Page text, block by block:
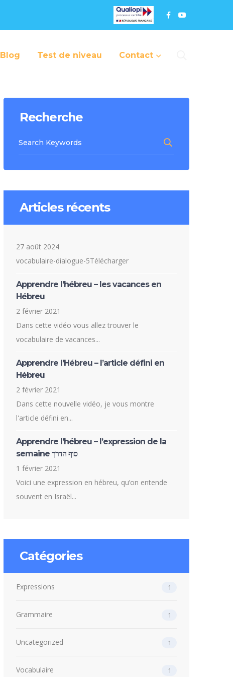
Blog Test de niveau Contact
Recherche
Articles récents
27 août 2024
vocabulaire-dialogue-5Télécharger
Apprendre l’hébreu – les vacances en
Hébreu
2 février 2021
Dans cette vidéo vous allez trouver le
vocabulaire de vacances...
Apprendre l’Hébreu – l’article défini en
Hébreu
2 février 2021
Dans cette nouvelle vidéo, je vous montre
l'article défini en...
Apprendre l’hébreu – l’expression de la
semaine סוף הדרך
1 février 2021
Voici une expression en hébreu, qu’on entende
souvent en Israël...
Catégories
Expressions 1
Grammaire 1
Uncategorized 1
Vocabulaire 1